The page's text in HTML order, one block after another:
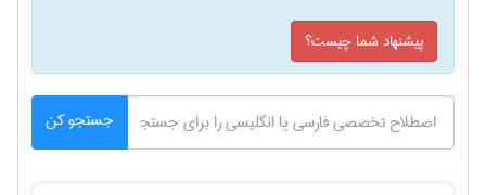
پیشنهاد شما چیست؟
جستجو کن